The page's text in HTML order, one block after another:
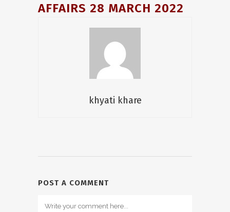
AFFAIRS 28 MARCH 2022
khyati khare
POST A COMMENT